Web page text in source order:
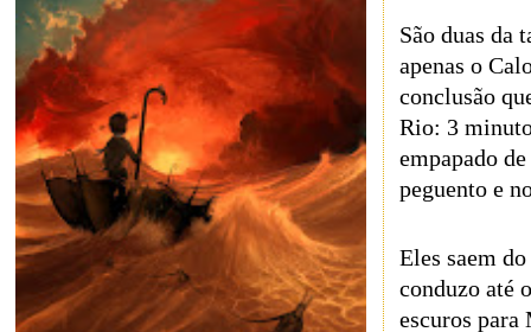
São duas da
apenas o
conclusão
Rio: 3
empapado
peguento e
Eles saem
conduzo até
escuros